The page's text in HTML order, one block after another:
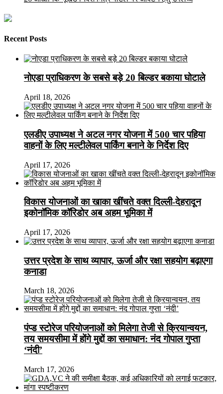
Recent Posts
नोएडा प्राधिकरण के सबसे बड़े 20 बिल्डर बकाया घोटाले
April 18, 2026
एलडीए उपाध्यक्ष ने अटल नगर योजना में 500 चार पहिया
वाहनों के लिए मल्टीलेवल पार्किंग बनाने के निर्देश दिए
April 17, 2026
विकास योजनाओं का खाका खींचते वक्त दिल्ली-देहरादून
इकोनॉमिक कॉरिडोर अब अहम भूमिका में
April 17, 2026
उत्तर प्रदेश के साथ व्यापार, ऊर्जा और रक्षा सहयोग बढ़ाएगा
कनाडा
March 18, 2026
पंप्ड स्टोरेज परियोजनाओं को मिलेगा तेजी से क्रियान्वयन,
तय समयसीमा में होंगे मुद्दों का समाधान: नंद गोपाल गुप्ता
‘नंदी’
March 17, 2026